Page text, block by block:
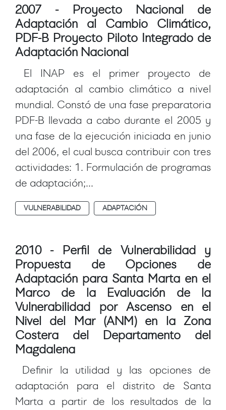
2007 - Proyecto Nacional de
Adaptación al Cambio Climático,
PDF-B Proyecto Piloto Integrado de
Adaptación Nacional
El INAP es el primer proyecto de
adaptación al cambio climático a nivel
mundial. Constó de una fase preparatoria
PDF-B llevada a cabo durante el 2005 y
una fase de la ejecución iniciada en junio
del 2006, el cual busca contribuir con tres
actividades: 1. Formulación de programas
de adaptación;...
VULNERABILIDAD ADAPTACIÓN
2010 - Perfil de Vulnerabilidad y
Propuesta de Opciones de
Adaptación para Santa Marta en el
Marco de la Evaluación de la
Vulnerabilidad por Ascenso en el
Nivel del Mar (ANM) en la Zona
Costera del Departamento del
Magdalena
Definir la utilidad y las opciones de
adaptación para el distrito de Santa
Marta a partir de los resultados de la